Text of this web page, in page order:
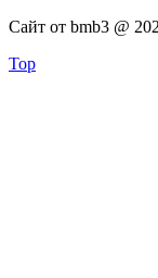
Сайт от bmb3 @
Top